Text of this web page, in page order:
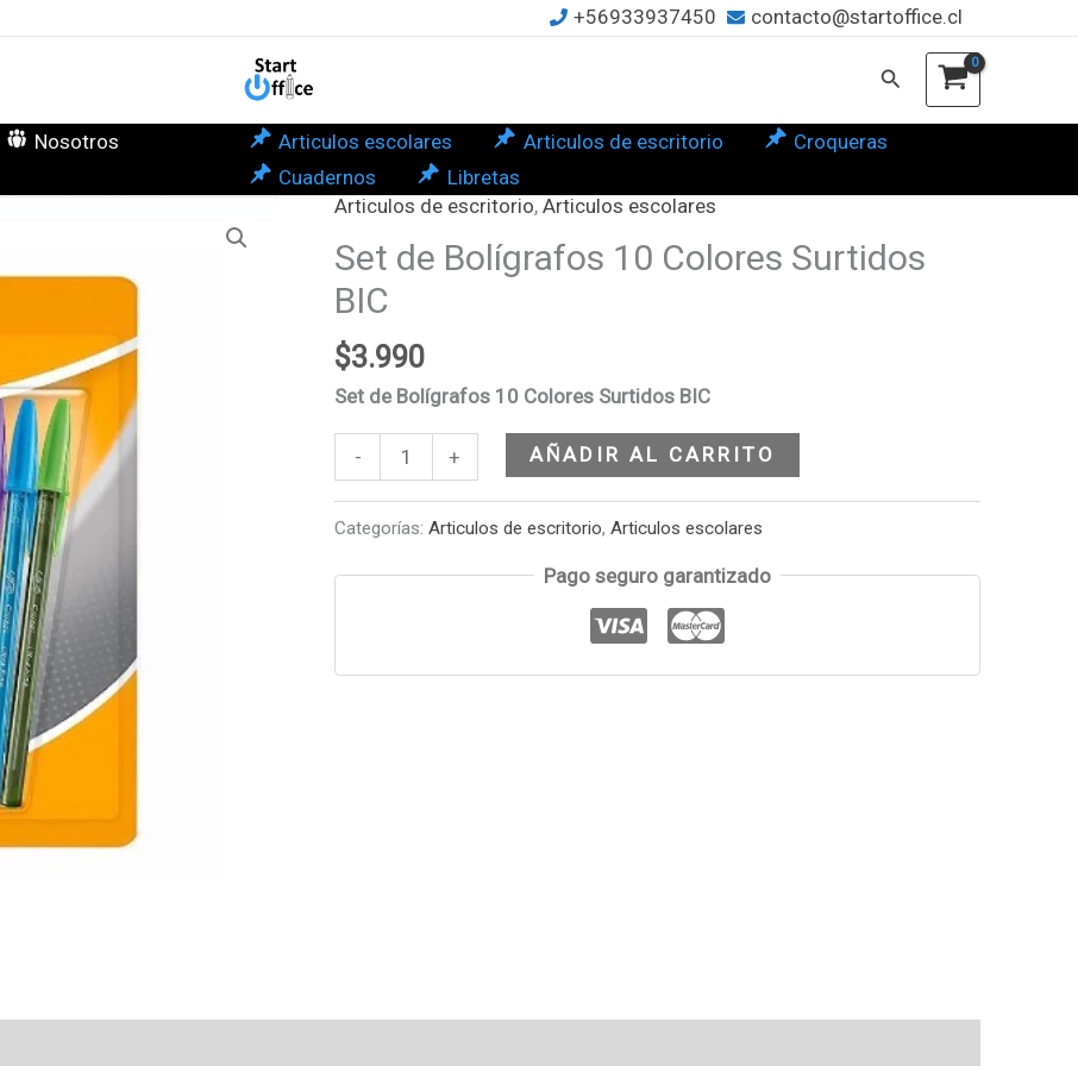
+56933937450 contacto@startoffice.cl
Buscar
Nosotros
Articulos escolares Articulos de escritorio
Croqueras
Cuadernos
Libretas
Articulos de escritorio,Articulos escolares
Set de Bolígrafos 10 Colores Surtidos
BIC
$3.990
Set de Bolígrafos 10 Colores Surtidos BIC
-
Set
de
Bolígrafos
10
Colores
Surtidos
BIC
cantidad
+ AÑADIR AL CARRITO
Categorías:Articulos de escritorio,Articulos escolares
Pago seguro garantizado
BIC